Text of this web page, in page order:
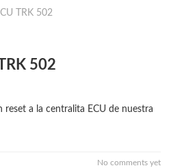
502
reset a la centralita ECU de nuestra
No comments yet